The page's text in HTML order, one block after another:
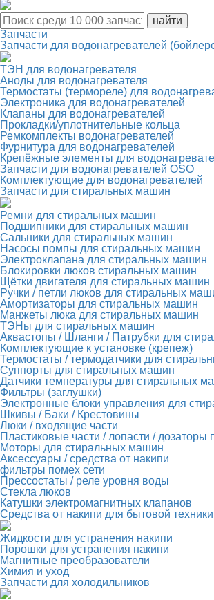
Запчасти
Запчасти для водонагревателей
ТЭН для водонагревателя
Аноды для водонагревателя
Термостаты (термореле) для
Электроника для водонагревателей
Клапаны для водонагревателей
Прокладки/уплотнительные кольца
Ремкомплекты водонагревателей
Фурнитура для водонагревателей
Крепёжные элементы для
Запчасти для водонагревателей OSO
Комплектующие для водонагревателей
Запчасти для стиральных машин
Ремни для стиральных машин
Подшипники для стиральных машин
Сальники для стиральных машин
Насосы помпы для стиральных машин
Электроклапана для стиральных машин
Блокировки люков стиральных машин
Щётки двигателя для стиральных машин
Ручки / петли люков для стиральных
Амортизаторы для стиральных машин
Манжеты люка для стиральных машин
ТЭНы для стиральных машин
Аквастопы / Шланги / Патрубки для
Комплектующие к установке (крепеж)
Термостаты / термодатчики для
Суппорты для стиральных машин
Датчики температуры для стиральных
Фильтры (заглушки)
Электронные блоки управления для
Шкивы / Баки / Крестовины
Люки / входящие части
Пластиковые части / лопасти / дозаторы
Моторы для стиральных машин
Аксессуары / средства от накипи
фильтры помех сети
Прессостаты / реле уровня воды
Стекла люков
Катушки электромагнитных клапанов
Средства от накипи для бытовой техники
Жидкости для устранения накипи
Порошки для устранения накипи
Магнитные преобразователи
Химия и уход
Запчасти для холодильников